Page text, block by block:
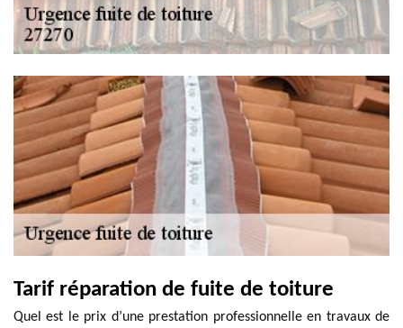
Tarif réparation de fuite de toiture
Quel est le prix d’une prestation professionnelle en travaux de